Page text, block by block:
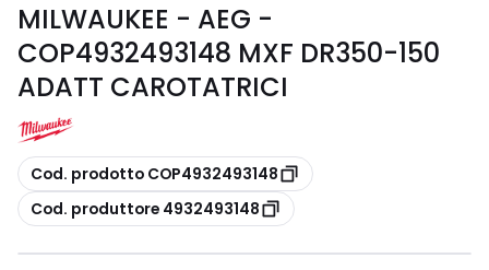
MILWAUKEE - AEG -
COP4932493148 MXF DR350-150
ADATT CAROTATRICI
copia
Cod. prodotto COP4932493148
copia
Cod. produttore 4932493148